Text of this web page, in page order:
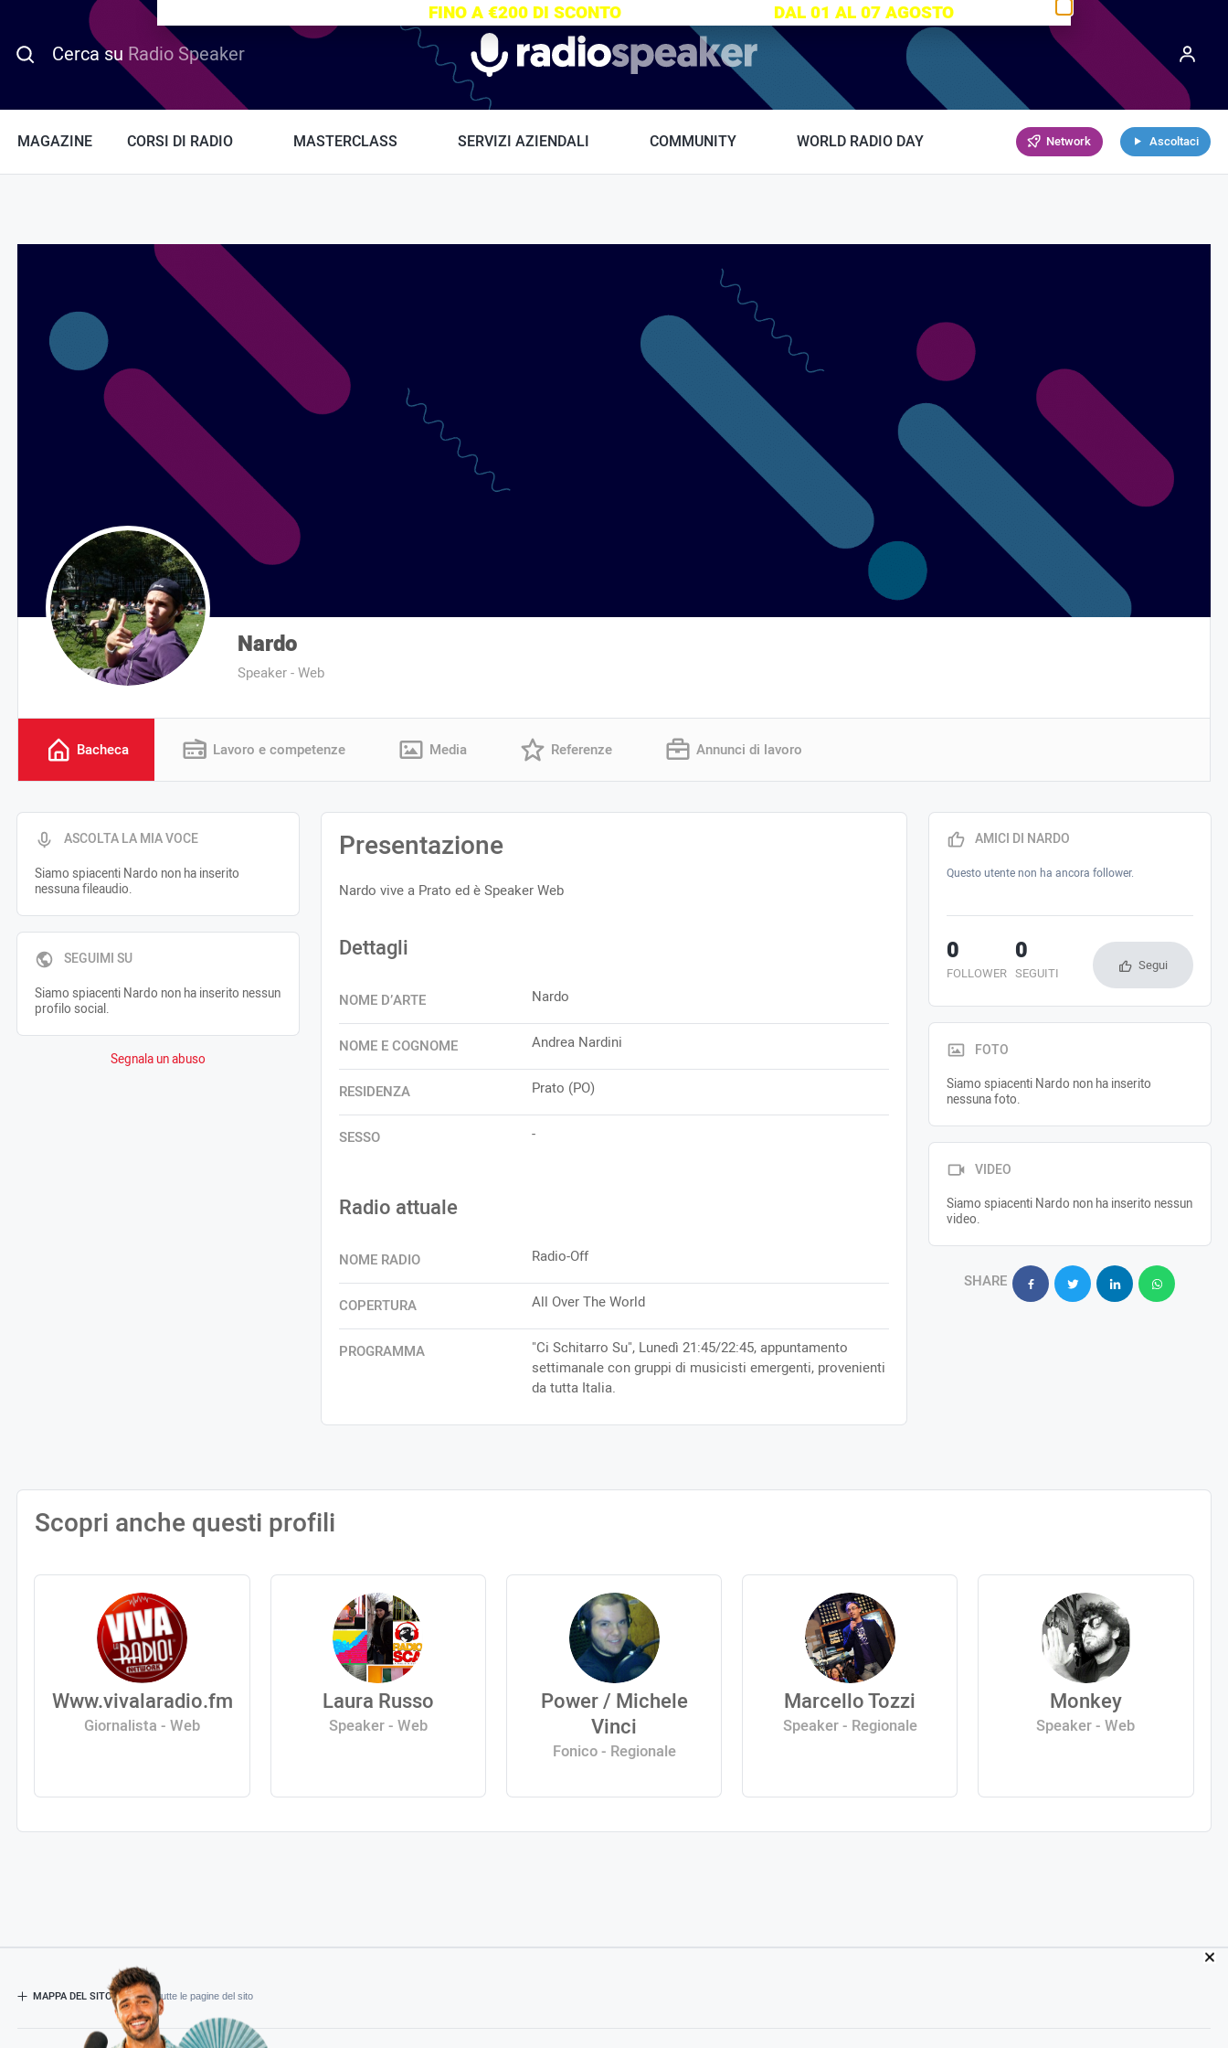
Cerca su Radio Speaker Radiospeaker.it
MAGAZINE CORSI DI RADIO MASTERCLASS SERVIZI AZIENDALI COMMUNITY WORLD RADIO DAY Network Ascoltaci
Nardo
Speaker - Web
Bacheca Lavoro e competenze Media Referenze Annunci di lavoro
ASCOLTA LA MIA VOCE
Siamo spiacenti Nardo non ha inserito
nessuna fileaudio.
SEGUIMI SU
Siamo spiacenti Nardo non ha inserito nessun
profilo social.
Segnala un abuso
Presentazione
Nardo vive a Prato ed è Speaker Web
Dettagli
NOME D’ARTE Nardo
NOME E COGNOME Andrea Nardini
RESIDENZA Prato (PO)
SESSO -
Radio attuale
NOME RADIO Radio-Off
COPERTURA All Over The World
PROGRAMMA
"Ci Schitarro Su", Lunedì 21:45/22:45, appuntamento
settimanale con gruppi di musicisti emergenti, provenienti
da tutta Italia.
AMICI DI NARDO
Questo utente non ha ancora follower.
FOLLOWER
0
SEGUITI
0 Segui
FOTO
Siamo spiacenti Nardo non ha inserito
nessuna foto.
VIDEO
Siamo spiacenti Nardo non ha inserito nessun
video.
SHARE
Scopri anche questi profili
Www.vivalaradio.fm
Giornalista - Web
Laura Russo
Speaker - Web
Power / Michele
Vinci
Fonico - Regionale
Marcello Tozzi
Speaker - Regionale
Monkey
Speaker - Web
MAPPA DEL SITO- Esplora tutte le pagine del sito
FINO A €200 DI SCONTO DAL 01 AL 07 AGOSTO